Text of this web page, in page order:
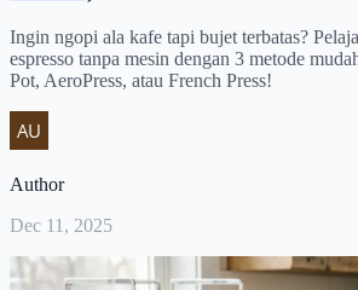
Ingin ngopi ala kafe tapi bujet terbatas?
espresso tanpa mesin dengan 3 metode
Pot, AeroPress, atau French Press!
Author
Dec 11, 2025